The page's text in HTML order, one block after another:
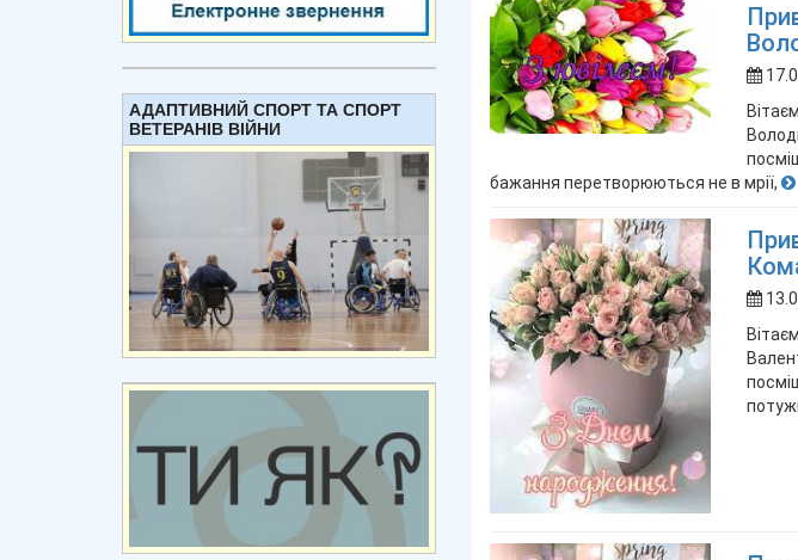
АДАПТИВНИЙ СПОРТ ТА СПОРТ
ВЕТЕРАНІВ ВІЙНИ
бажання перетворюються не в мрії,